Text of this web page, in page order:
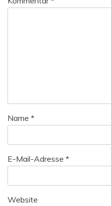
Name *
E-Mail-Adresse *
Website